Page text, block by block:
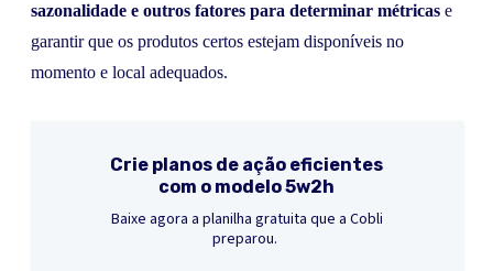
sazonalidade e outros fatores para determinar métricas e
garantir que os produtos certos estejam disponíveis no
momento e local adequados.
Crie planos de ação eficientes
com o modelo 5w2h
Baixe agora a planilha gratuita que a Cobli
preparou.